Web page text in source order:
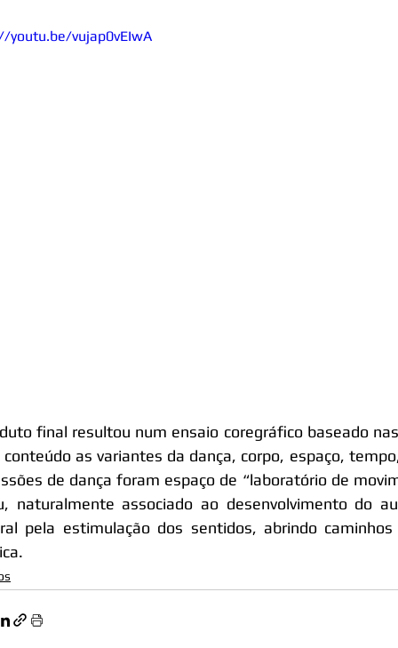
youtu.be/vujap0vEIwA
final resultou num ensaio coregráfico baseado
conteúdo as variantes da dança, corpo, espaço,
de dança foram espaço de “laboratório de
naturalmente associado ao desenvolvimento do
pela estimulação dos sentidos, abrindo